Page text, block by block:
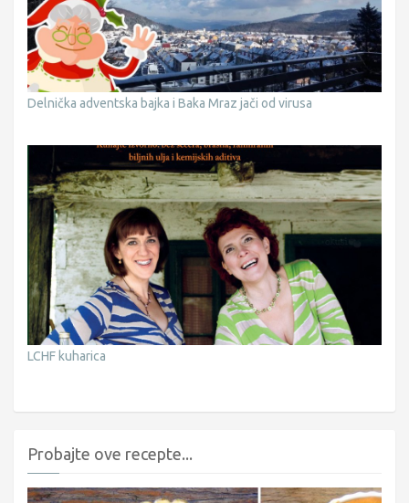
Delnička adventska bajka i Baka Mraz jači od virusa
LCHF kuharica
Probajte ove recepte...